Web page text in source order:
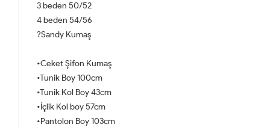
3 beden 50/52
4 beden 54/56
?Sandy Kumaş
•Ceket Şifon Kumaş
•Tunik Boy 100cm
•Tunik Kol Boy 43cm
•İçlik Kol boy 57cm
•Pantolon Boy 103cm